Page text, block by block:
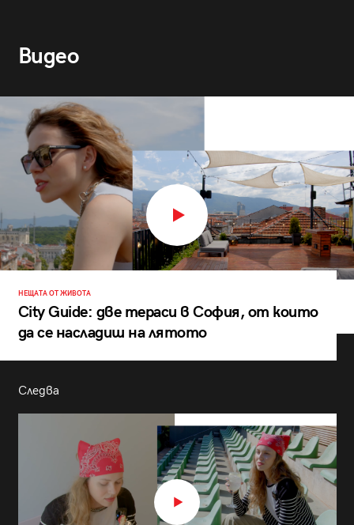
Видео
НЕЩАТА ОТ ЖИВОТА
City Guide: две тераси в София, от които
да се насладиш на лятото
Следва